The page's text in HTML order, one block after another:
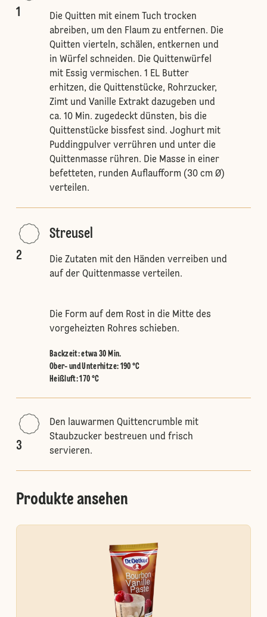
1
Die Quitten mit einem Tuch trocken
abreiben, um den Flaum zu entfernen. Die
Quitten vierteln, schälen, entkernen und
in Würfel schneiden. Die Quittenwürfel
mit Essig vermischen. 1 EL Butter
erhitzen, die Quittenstücke, Rohrzucker,
Zimt und Vanille Extrakt dazugeben und
ca. 10 Min. zugedeckt dünsten, bis die
Quittenstücke bissfest sind. Joghurt mit
Puddingpulver verrühren und unter die
Quittenmasse rühren. Die Masse in einer
befetteten, runden Auflaufform (30 cm Ø)
verteilen.
2
Streusel
Die Zutaten mit den Händen verreiben und
auf der Quittenmasse verteilen.
Die Form auf dem Rost in die Mitte des
vorgeheizten Rohres schieben.
Backzeit: etwa 30 Min.
Ober- und Unterhitze: 190 °C
Heißluft:170 °C
3
Den lauwarmen Quittencrumble mit
Staubzucker bestreuen und frisch
servieren.
Produkte ansehen